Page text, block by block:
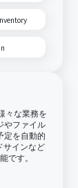
々な業務を
やファイル
定を自動的
サインなど
です。